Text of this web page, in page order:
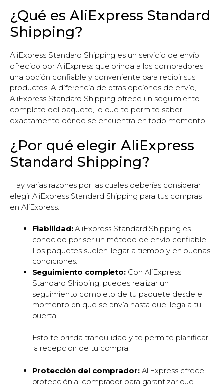
¿Qué es AliExpress Standard
Shipping?
AliExpress Standard Shipping es un servicio de envío
ofrecido por AliExpress que brinda a los compradores
una opción confiable y conveniente para recibir sus
productos. A diferencia de otras opciones de envío,
AliExpress Standard Shipping ofrece un seguimiento
completo del paquete, lo que te permite saber
exactamente dónde se encuentra en todo momento.
¿Por qué elegir AliExpress
Standard Shipping?
Hay varias razones por las cuales deberías considerar
elegir AliExpress Standard Shipping para tus compras
en AliExpress:
Fiabilidad: AliExpress Standard Shipping es
conocido por ser un método de envío confiable.
Los paquetes suelen llegar a tiempo y en buenas
condiciones.
Seguimiento completo: Con AliExpress
Standard Shipping, puedes realizar un
seguimiento completo de tu paquete desde el
momento en que se envía hasta que llega a tu
puerta.
Esto te brinda tranquilidad y te permite planificar
la recepción de tu compra.
Protección del comprador: AliExpress ofrece
protección al comprador para garantizar que